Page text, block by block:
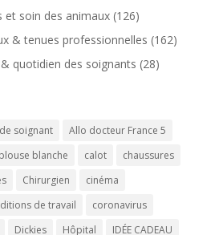
et soin des animaux(126)
& tenues professionnelles (162)
quotidien des soignants (28)
soignant
Allo docteur France 5
blouse blanche calot
chaussures
Chirurgien
cinéma
de travail
coronavirus
Dickies Hôpital
IDÉE CADEAU